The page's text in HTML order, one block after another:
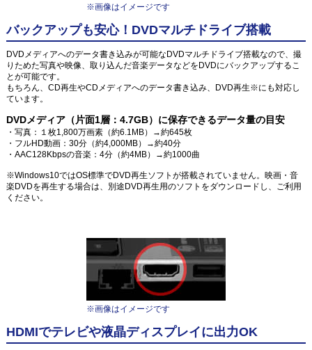
※画像はイメージです
バックアップも安心！DVDマルチドライブ搭載
DVDメディアへのデータ書き込みが可能なDVDマルチドライブ搭載なので、撮
りためた写真や映像、取り込んだ音楽データなどをDVDにバックアップするこ
とが可能です。
もちろん、CD再生やCDメディアへのデータ書き込み、DVD再生※にも対応し
ています。
DVDメディア（片面1層：4.7GB）に保存できるデータ量の目安
・写真：１枚1,800万画素（約6.1MB）→約645枚
・フルHD動画：30分（約4,000MB）→約40分
・AAC128Kbpsの音楽：4分（約4MB）→約1000曲
※Windows10ではOS標準でDVD再生ソフトが搭載されていません。映画・音
楽DVDを再生する場合は、別途DVD再生用のソフトをダウンロードし、ご利用
ください。
※画像はイメージです
HDMIでテレビや液晶ディスプレイに出力OK